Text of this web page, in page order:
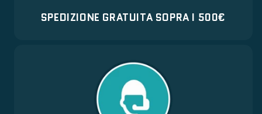
SPEDIZIONE GRATUITA SOPRA I 500€